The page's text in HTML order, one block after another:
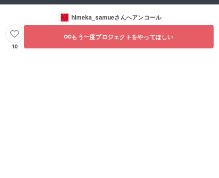
himeka_samueさんへアンコール
10
もう一度プロジェクトをやってほしい